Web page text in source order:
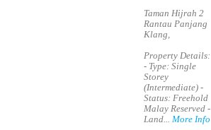
Taman Hijrah 2
Rantau Panjang
Klang,
Property Details:
- Type: Single
Storey
(Intermediate) -
Status: Freehold
Malay Reserved -
Land...More Info